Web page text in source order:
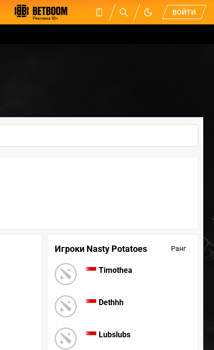
ВОЙТИ
Игроки Nasty Potatoes Ранг
Timothea
Dethhh
Lubslubs